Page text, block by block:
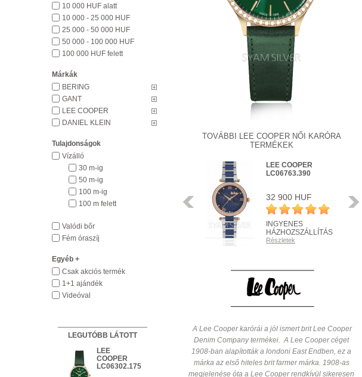
10 000 HUF alatt
10 000 - 25 000 HUF
25 000 - 50 000 HUF
50 000 - 100 000 HUF
100 000 HUF felett
Márkák
BERING
GANT
LEE COOPER
DANIEL KLEIN
Tulajdonságok
Vízálló
30 m-ig
50 m-ig
100 m-ig
100 m felett
Valódi bőr
Fém óraszíj
Egyéb +
Csak akciós termék
1+1 ajándék
Videóval
LEGUTÓBB LÁTOTT
LEE
COOPER
LC06302.175
HÁZHOZSZÁLLÍTÁS 1 450 HUF
TOVÁBBI LEE COOPER NŐI KARÓRA
TERMÉKEK
Előző
LEE COOPER
LC06316.120
19 900 HUF
HÁZHOZSZÁLLÍTÁS
Részletek
LEE COOPER
LC06763.390
32 900 HUF
INGYENES
HÁZHOZSZÁLLÍTÁS
Részletek
A Lee Cooper karórái a jól ismert brit Lee Cooper
Denim Company termékei. A Lee Cooper céget
1908-ban alapították a londoni East Endben, ez a
márka az első hiteles brit farmer márka. 1908-as
megjelenése óta a Lee Cooper rendkívül sikeresen